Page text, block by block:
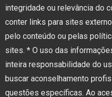
integridade ou relevância do
conter links para sites
pelo conteúdo ou pelas
sites. * O uso das
inteira responsabilidade do
buscar aconselhamento
questões específicas. Ao